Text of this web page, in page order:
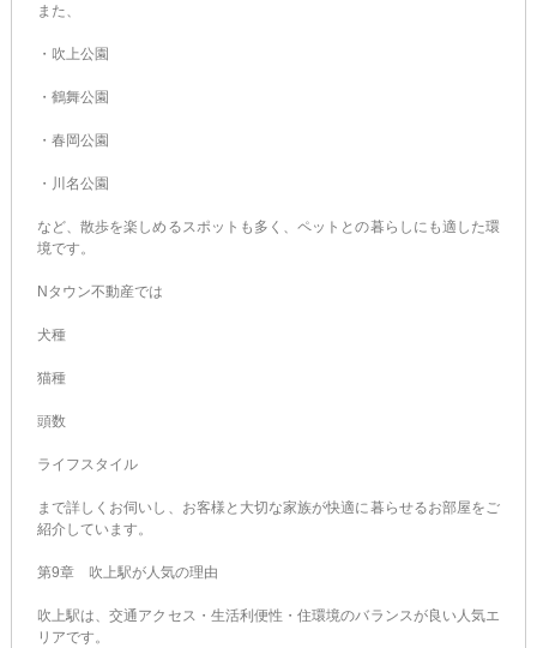
また、
・吹上公園
・鶴舞公園
・春岡公園
・川名公園
など、散歩を楽しめるスポットも多く、ペットとの暮らしにも適した環
境です。
Nタウン不動産では
犬種
猫種
頭数
ライフスタイル
まで詳しくお伺いし、お客様と大切な家族が快適に暮らせるお部屋をご
紹介しています。
第9章 吹上駅が人気の理由
吹上駅は、交通アクセス・生活利便性・住環境のバランスが良い人気エ
リアです。